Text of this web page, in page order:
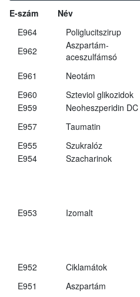
E-szám Név
E964
Poliglucitszirup
E962
Aszpartám-
aceszulfámsó
E961
Neotám
E960
Szteviol glikozidok
E959
Neoheszperidin DC
E957
Taumatin
E955
Szukralóz
E954
Szacharinok
E953 Izomalt
E952 Ciklamátok
E951
Aszpartám